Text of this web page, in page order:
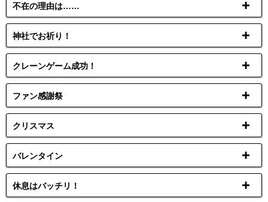
不在の理由は……
神社でお祈り！
クレーンゲーム成功！
ファン感謝祭
クリスマス
バレンタイン
休息はバッチリ！